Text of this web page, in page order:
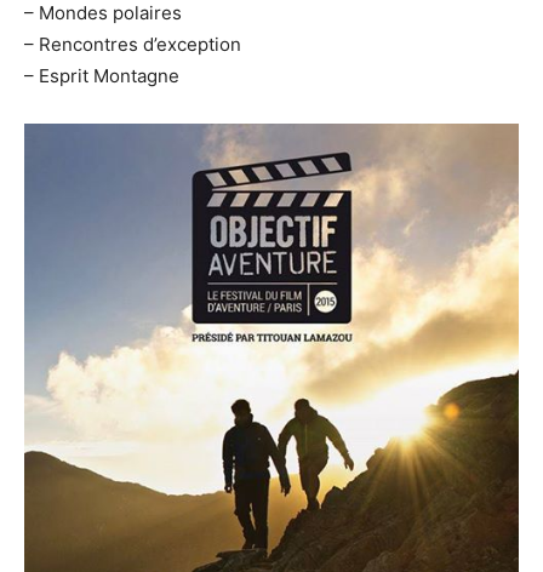
– Mondes polaires
– Rencontres d’exception
– Esprit Montagne